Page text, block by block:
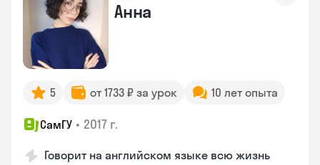
Анна
5 от 1733 ₽ за урок 10 лет опыта
СамГУ • 2017 г.
Говорит на английском языке всю жизнь